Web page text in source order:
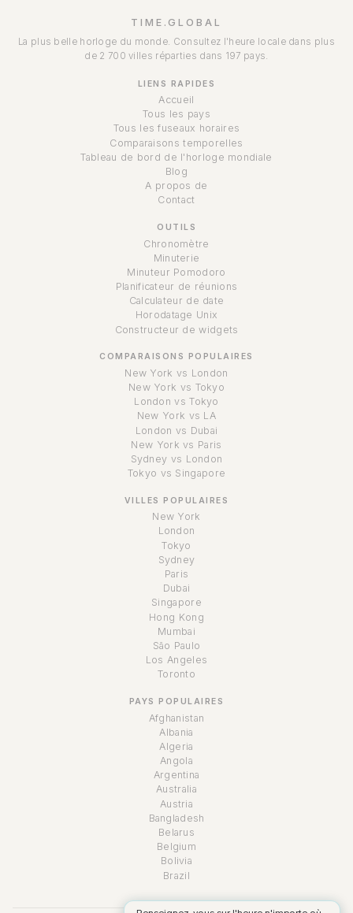
TIME.GLOBAL
La plus belle horloge du monde. Consultez l'heure locale dans plus
de 2 700 villes réparties dans 197 pays.
LIENS RAPIDES
Accueil
Tous les pays
Tous les fuseaux horaires
Comparaisons temporelles
Tableau de bord de l'horloge mondiale
Blog
A propos de
Contact
OUTILS
Chronomètre
Minuterie
Minuteur Pomodoro
Planificateur de réunions
Calculateur de date
Horodatage Unix
Constructeur de widgets
COMPARAISONS POPULAIRES
New York vs London
New York vs Tokyo
London vs Tokyo
New York vs LA
London vs Dubai
New York vs Paris
Sydney vs London
Tokyo vs Singapore
VILLES POPULAIRES
New York
London
Tokyo
Sydney
Paris
Dubai
Singapore
Hong Kong
Mumbai
São Paulo
Los Angeles
Toronto
PAYS POPULAIRES
Afghanistan
Albania
Algeria
Angola
Argentina
Australia
Austria
Bangladesh
Belarus
Belgium
Bolivia
Brazil